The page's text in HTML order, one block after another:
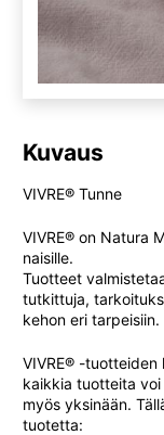
Kuvaus
VIVRE® Tunne
VIVRE® on Natura
naisille.
Tuotteet
tutkittuja,
kehon eri tarpeisiin.
VIVRE® -
kaikkia tuotteita
myös yksinään.
tuotetta: